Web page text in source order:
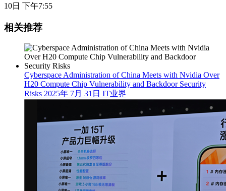
10日 下午7:55
相关推荐
Cyberspace Administration of China Meets with Nvidia Over
H20 Compute Chip Vulnerability and Backdoor Security
Risks 2025年 7月 31日 IT业界